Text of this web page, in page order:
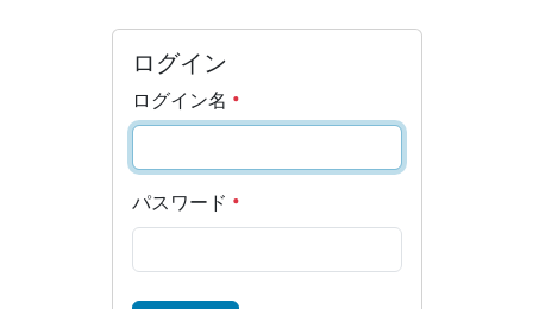
ログイン
ログイン名
パスワード